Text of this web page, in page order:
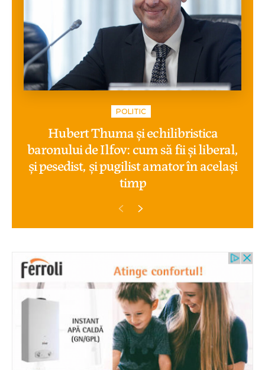
POLITIC
Hubert Thuma și echilibristica
baronului de Ilfov: cum să fii și liberal,
și pesedist, și pugilist amator în același
timp